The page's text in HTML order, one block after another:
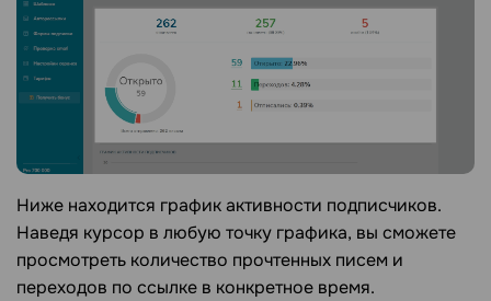
Ниже находится график активности подписчиков.
Наведя курсор в любую точку графика, вы сможете
просмотреть количество прочтенных писем и
переходов по ссылке в конкретное время.